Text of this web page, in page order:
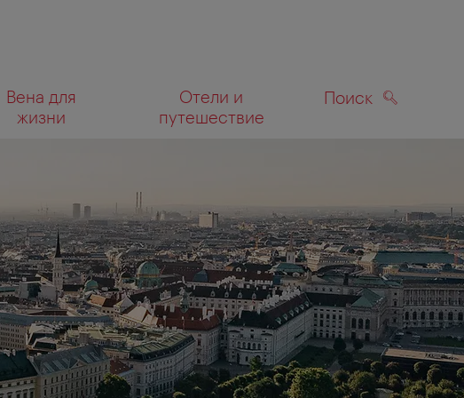
Вена для
жизни
Отели и
путешествие
Поиск